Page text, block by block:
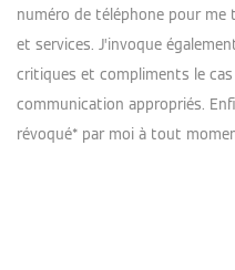
numéro de téléphone pour
et services. J’invoque
critiques et compliments le
communication appropriés.
révoqué* par moi à tout